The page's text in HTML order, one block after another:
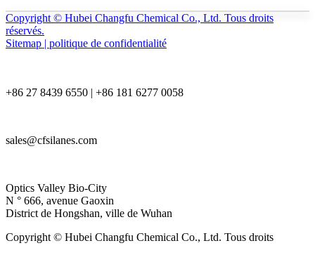
Copyright © Hubei Changfu Chemical Co., Ltd. Tous droits
réservés.
Sitemap | politique de confidentialité
+86 27 8439 6550 | +86 181 6277 0058
sales@cfsilanes.com
Optics Valley Bio-City
N ° 666, avenue Gaoxin
District de Hongshan, ville de Wuhan
Copyright © Hubei Changfu Chemical Co., Ltd. Tous droits